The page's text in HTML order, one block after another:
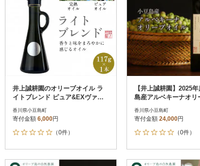
発送種別 解除
冷蔵便
冷凍便
その他
さとふる限定のお礼品
定期便
さとふるアプリdeワンス
対象
結果を見る（
寄付金額が高い順
寄付金額が低い順
井上誠耕園のオリーブオイル ラ
イトブレンド ピュア&EXヴァー
ジン (117g×1本)
香川県小豆島町
寄付金額 6,000円
（0件）
【井上誠耕園】2025
島産アルベキーナオリ
135g
香川県小豆島町
寄付金額 24,000円
（0件）